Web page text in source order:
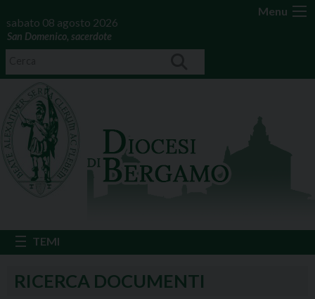
Menu
sabato 08 agosto 2026
San Domenico, sacerdote
RICERCA DOCUMENTI